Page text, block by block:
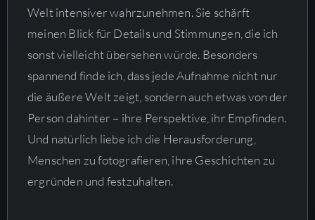
Welt intensiver wahrzunehmen. Sie schärft
meinen Blick für Details und Stimmungen, die ich
sonst vielleicht übersehen würde. Besonders
spannend finde ich, dass jede Aufnahme nicht nur
die äußere Welt zeigt, sondern auch etwas von der
Person dahinter – ihre Perspektive, ihr Empfinden.
Und natürlich liebe ich die Herausforderung,
Menschen zu fotografieren, ihre Geschichten zu
ergründen und festzuhalten.